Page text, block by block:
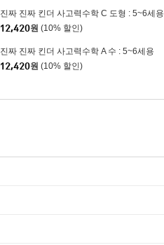
진짜 진짜 킨더 사고력수학 C 도형 : 5~6세용
12,420원 (10% 할인)
진짜 진짜 킨더 사고력수학 A 수 : 5~6세용
12,420원 (10% 할인)